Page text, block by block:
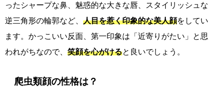
ったシャープな鼻、魅惑的な大きな唇、スタイリッシュな
逆三角形の輪郭など、 人目を惹く印象的な美人顔をしてい
ます。かっこいい反面、第一印象は「近寄りがたい」と思
われがちなので、 笑顔を心がけると良いでしょう。
爬虫類顔の性格は？